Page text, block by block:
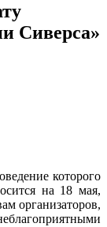
Сиверса»
которого
на 18 мая,
организаторов,